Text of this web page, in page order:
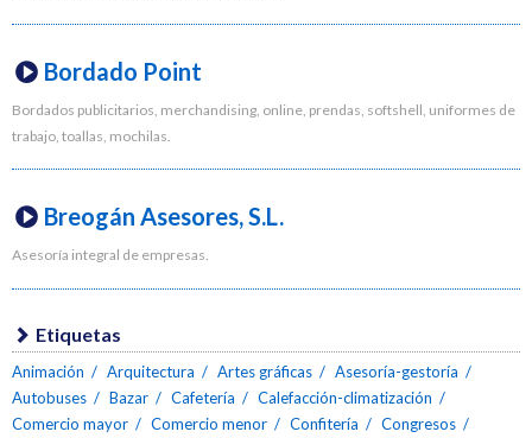
Bordado Point
Bordados publicitarios, merchandising, online, prendas, softshell, uniformes de
trabajo, toallas, mochilas.
Breogán Asesores, S.L.
Asesoría integral de empresas.
Etiquetas
Animación Arquitectura Artes gráficas
Asesoría-gestoría
Autobuses
Bazar Cafetería
Calefacción-climatización
Comercio mayor
Comercio menor Confitería
Congresos